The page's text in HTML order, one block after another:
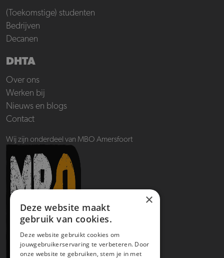
(Toekomstige) studenten
Bedrijven
Decanen
DHTA
Over ons
Werken bij
Nieuws en blogs
Contact
Wij zijn onderdeel van MBO Amersfoort
×
Deze website maakt
gebruik van cookies.
Deze website gebruikt cookies om
jouwgebruikerservaring te verbeteren. Door
onze website te gebruiken, stem je in met